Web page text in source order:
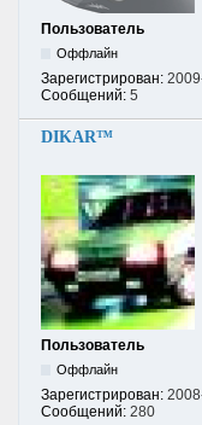
Пользователь
Оффлайн
Зарегистрирован:
Сообщений: 5
DIKAR™
Пользователь
Оффлайн
Зарегистрирован:
Сообщений: 280